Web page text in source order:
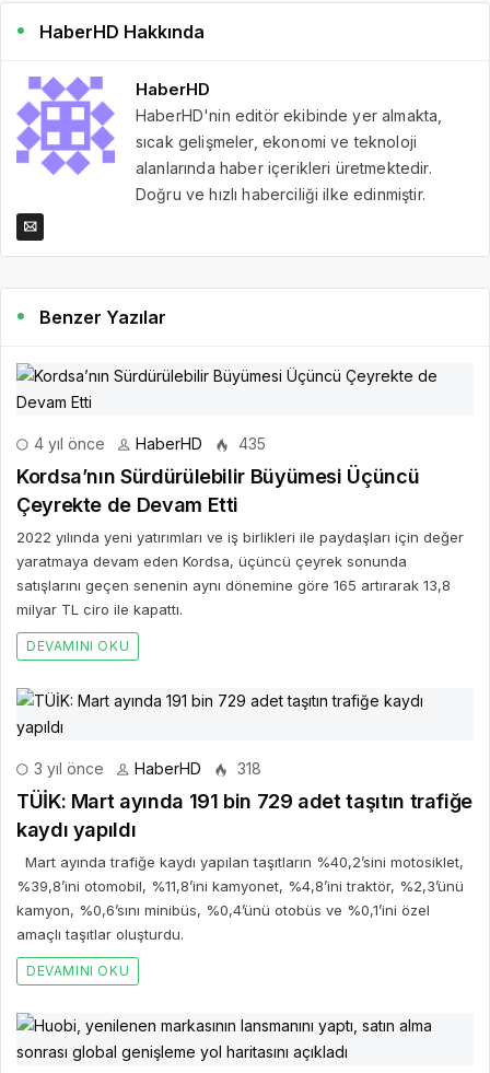
HaberHD Hakkında
HaberHD
HaberHD'nin editör ekibinde yer almakta,
sıcak gelişmeler, ekonomi ve teknoloji
alanlarında haber içerikleri üretmektedir.
Doğru ve hızlı haberciliği ilke edinmiştir.
Benzer Yazılar
4 yıl önce HaberHD 435
Kordsa’nın Sürdürülebilir Büyümesi Üçüncü
Çeyrekte de Devam Etti
2022 yılında yeni yatırımları ve iş birlikleri ile paydaşları için değer
yaratmaya devam eden Kordsa, üçüncü çeyrek sonunda
satışlarını geçen senenin aynı dönemine göre 165 artırarak 13,8
milyar TL ciro ile kapattı.
DEVAMINI OKU
3 yıl önce HaberHD 318
TÜİK: Mart ayında 191 bin 729 adet taşıtın trafiğe
kaydı yapıldı
Mart ayında trafiğe kaydı yapılan taşıtların %40,2’sini motosiklet,
%39,8’ini otomobil, %11,8’ini kamyonet, %4,8’ini traktör, %2,3’ünü
kamyon, %0,6’sını minibüs, %0,4’ünü otobüs ve %0,1’ini özel
amaçlı taşıtlar oluşturdu.
DEVAMINI OKU